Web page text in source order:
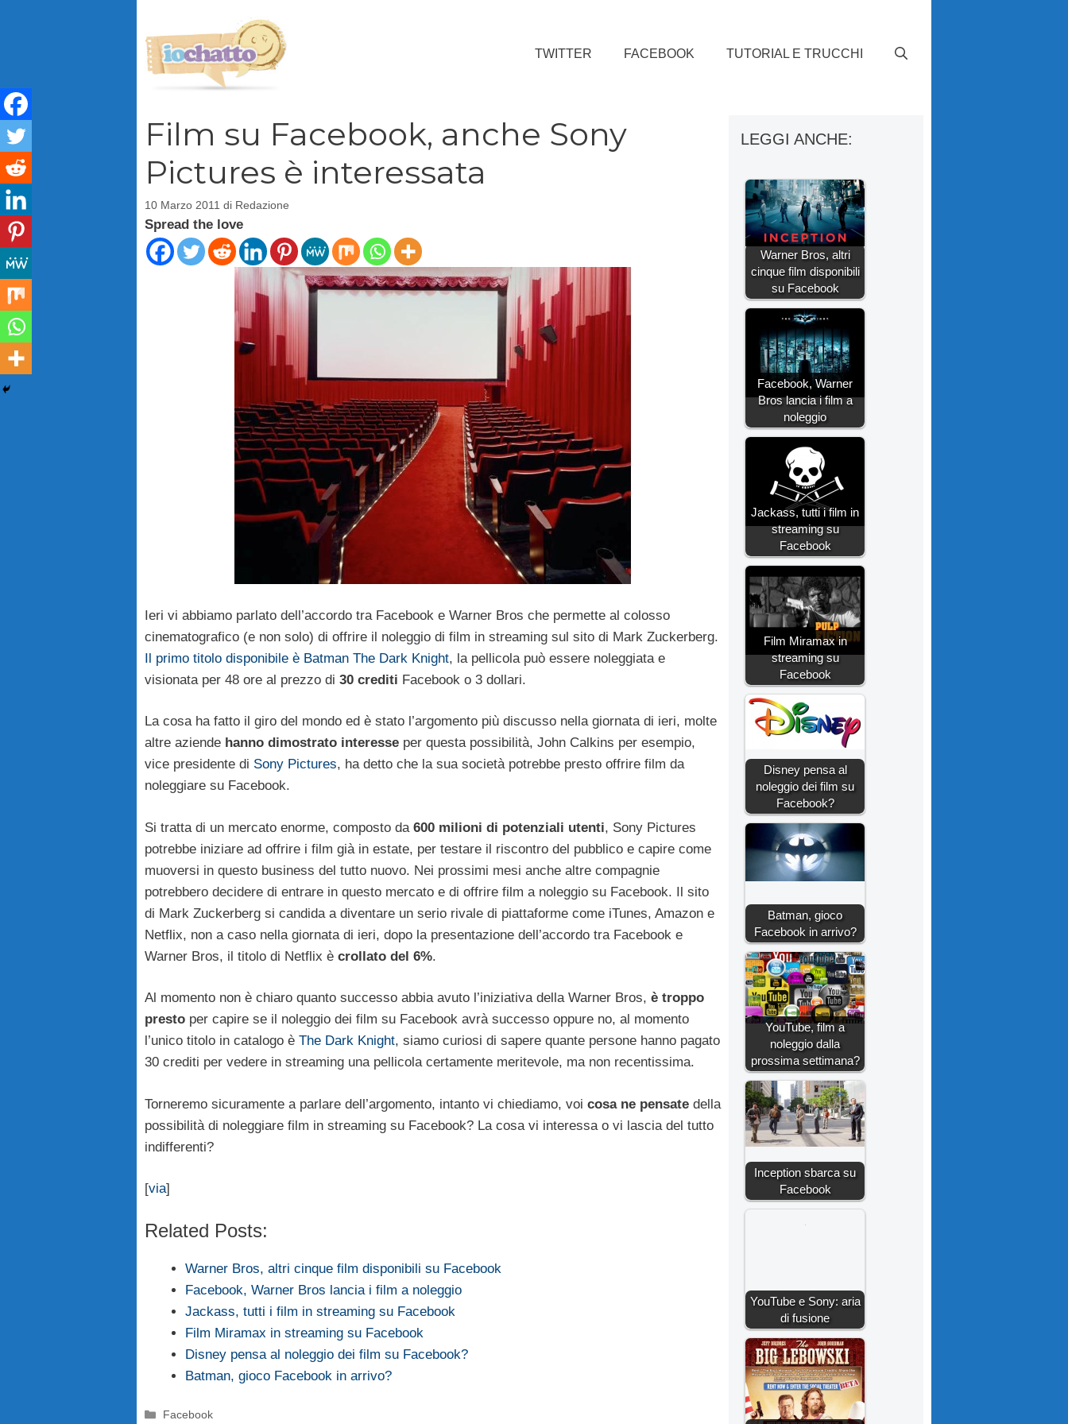
TWITTER FACEBOOK TUTORIAL E TRUCCHI
Film su Facebook, anche Sony
Pictures è interessata
10 Marzo 2011 di Redazione
Spread the love
Ieri vi abbiamo parlato dell’accordo tra Facebook e Warner Bros che permette al colosso
cinematografico (e non solo) di offrire il noleggio di film in streaming sul sito di Mark Zuckerberg.
Il primo titolo disponibile è Batman The Dark Knight, la pellicola può essere noleggiata e
visionata per 48 ore al prezzo di 30 crediti Facebook o 3 dollari.
La cosa ha fatto il giro del mondo ed è stato l’argomento più discusso nella giornata di ieri, molte
altre aziende hanno dimostrato interesse per questa possibilità, John Calkins per esempio,
vice presidente di Sony Pictures, ha detto che la sua società potrebbe presto offrire film da
noleggiare su Facebook.
Si tratta di un mercato enorme, composto da600 milioni di potenziali utenti, Sony Pictures
potrebbe iniziare ad offrire i film già in estate, per testare il riscontro del pubblico e capire come
muoversi in questo business del tutto nuovo. Nei prossimi mesi anche altre compagnie
potrebbero decidere di entrare in questo mercato e di offrire film a noleggio su Facebook. Il sito
di Mark Zuckerberg si candida a diventare un serio rivale di piattaforme come iTunes, Amazon e
Netflix, non a caso nella giornata di ieri, dopo la presentazione dell’accordo tra Facebook e
Warner Bros, il titolo di Netflix è crollato del 6%.
Al momento non è chiaro quanto successo abbia avuto l’iniziativa della Warner Bros, è troppo
presto per capire se il noleggio dei film su Facebook avrà successo oppure no, al momento
l’unico titolo in catalogo è The Dark Knight, siamo curiosi di sapere quante persone hanno pagato
30 crediti per vedere in streaming una pellicola certamente meritevole, ma non recentissima.
Torneremo sicuramente a parlare dell’argomento, intanto vi chiediamo, voi cosa ne pensate della
possibilità di noleggiare film in streaming su Facebook? La cosa vi interessa o vi lascia del tutto
indifferenti?
[via]
Related Posts:
Warner Bros, altri cinque film disponibili su Facebook
Facebook, Warner Bros lancia i film a noleggio
Jackass, tutti i film in streaming su Facebook
Film Miramax in streaming su Facebook
Disney pensa al noleggio dei film su Facebook?
Batman, gioco Facebook in arrivo?
Categorie
Facebook
LEGGI ANCHE:
Warner Bros, altri
cinque film disponibili
su Facebook
Facebook, Warner
Bros lancia i film a
noleggio
Jackass, tutti i film in
streaming su
Facebook
Film Miramax in
streaming su
Facebook
Disney pensa al
noleggio dei film su
Facebook?
Batman, gioco
Facebook in arrivo?
YouTube, film a
noleggio dalla
prossima settimana?
Inception sbarca su
Facebook
YouTube e Sony: aria
di fusione